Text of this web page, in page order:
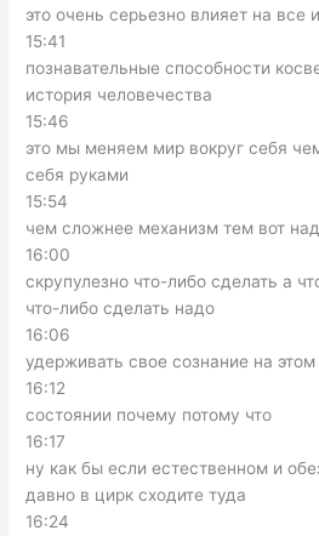
это очень серьезно влияет на все
15:41
познавательные способности
история человечества
15:46
это мы меняем мир вокруг себя
себя руками
15:54
чем сложнее механизм тем вот
16:00
скрупулезно что-либо сделать а
что-либо сделать надо
16:06
удерживать свое сознание на
16:12
состоянии почему потому что
16:17
ну как бы если естественном и
давно в цирк сходите туда
16:24